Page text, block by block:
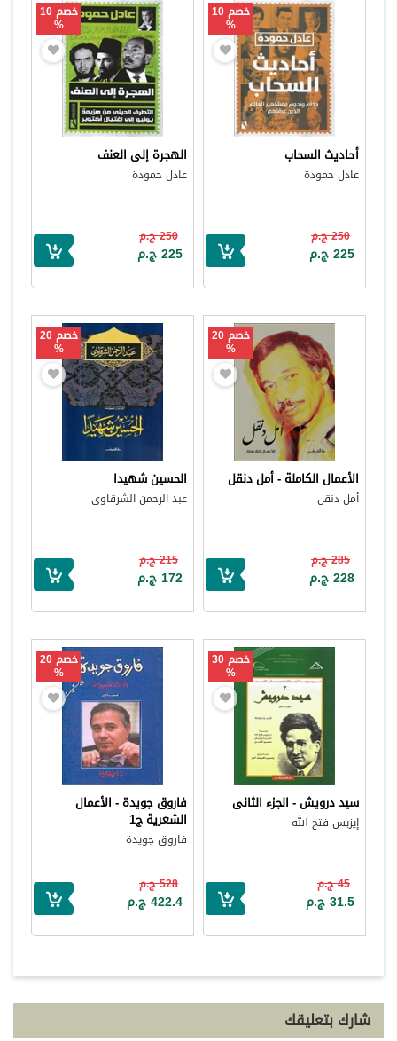
خصم 10
%
أحاديث السحاب
عادل حمودة
250 ج.م
225 ج.م
خصم 10
%
الهجرة إلى العنف
عادل حمودة
250 ج.م
225 ج.م
خصم 20
%
الأعمال الكاملة - أمل دنقل
أمل دنقل
285 ج.م
228 ج.م
خصم 20
%
الحسين شهيدا
عبد الرحمن الشرقاوى
215 ج.م
172 ج.م
خصم 30
%
سيد درويش - الجزء الثانى
إيزيس فتح الله
45 ج.م
31.5 ج.م
خصم 20
%
فاروق جويدة - الأعمال
الشعرية ج1
فاروق جويدة
528 ج.م
422.4 ج.م
شارك بتعليقك